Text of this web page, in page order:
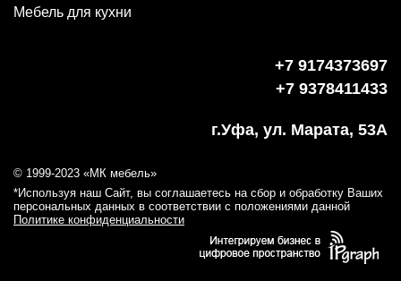
Мебель для кухни
+7 9174373697
+7 9378411433
г.Уфа, ул. Марата, 53А
© 1999-2023 «МК мебель»
*Используя наш Сайт, вы соглашаетесь на сбор и обработку Ваших
персональных данных в соответствии с положениями данной
Политике конфиденциальности